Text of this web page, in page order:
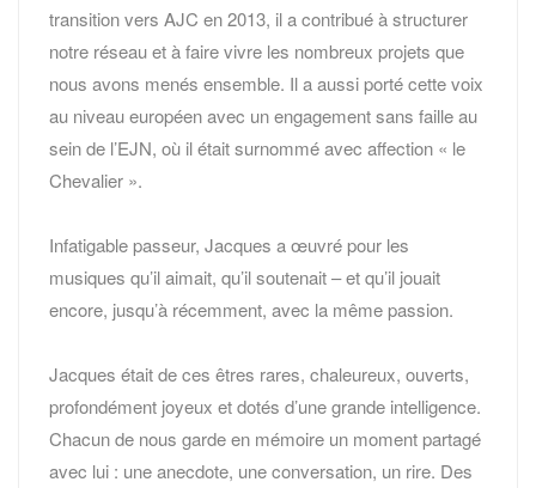
transition vers AJC en 2013, il a contribué à structurer
notre réseau et à faire vivre les nombreux projets que
nous avons menés ensemble. Il a aussi porté cette voix
au niveau européen avec un engagement sans faille au
sein de l’EJN, où il était surnommé avec affection « le
Chevalier ».
Infatigable passeur, Jacques a œuvré pour les
musiques qu’il aimait, qu’il soutenait – et qu’il jouait
encore, jusqu’à récemment, avec la même passion.
Jacques était de ces êtres rares, chaleureux, ouverts,
profondément joyeux et dotés d’une grande intelligence.
Chacun de nous garde en mémoire un moment partagé
avec lui : une anecdote, une conversation, un rire. Des